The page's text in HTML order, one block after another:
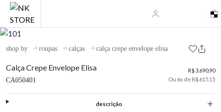
shop by roupas calças calça crepe envelope elisa
Calça Crepe Envelope Elisa
CA050401
R$ 3.690,90
Ou 6x de R$ 615.15
descrição